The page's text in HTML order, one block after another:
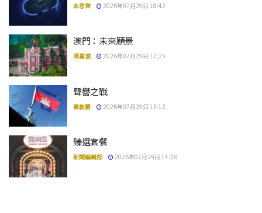
本思齊 2026年07月29日 18:42
澳門：未來願景
陳嘉俊 2026年07月29日 17:25
聲譽之戰
韋啟羲 2026年07月29日 15:12
臻選套餐
新聞編輯部 2026年07月29日 14:28